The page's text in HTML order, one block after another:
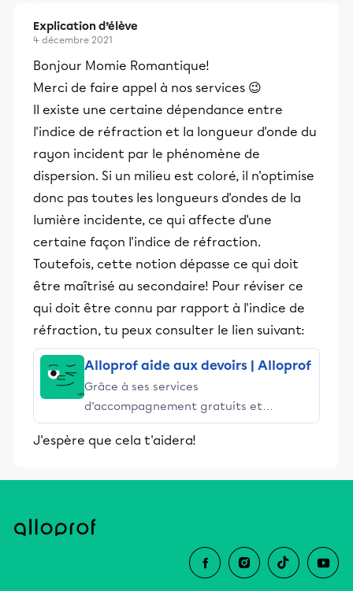
Explication d’élève
4 décembre 2021
Bonjour Momie Romantique!
Merci de faire appel à nos services 😉
Il existe une certaine dépendance entre
l'indice de réfraction et la longueur d'onde du
rayon incident par le phénomène de
dispersion. Si un milieu est coloré, il n'optimise
donc pas toutes les longueurs d'ondes de la
lumière incidente, ce qui affecte d'une
certaine façon l'indice de réfraction.
Toutefois, cette notion dépasse ce qui doit
être maîtrisé au secondaire! Pour réviser ce
qui doit être connu par rapport à l'indice de
réfraction, tu peux consulter le lien suivant:
Alloprof aide aux devoirs | Alloprof
Grâce à ses services
d’accompagnement gratuits et
stimulants, Alloprof engage les élèves
et leurs parents dans la réussite
J'espère que cela t'aidera!